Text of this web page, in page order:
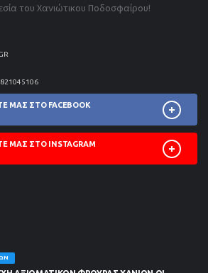
του Χανιώτικου Ποδοσφαίρου!
ΜΑΣ ΣΤΟ FACEBOOK
ΜΑΣ ΣΤΟ INSTAGRAM